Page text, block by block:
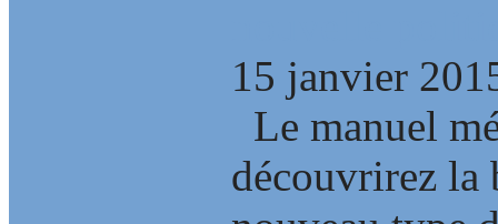
15 janvier
Le manuel
découvrirez la